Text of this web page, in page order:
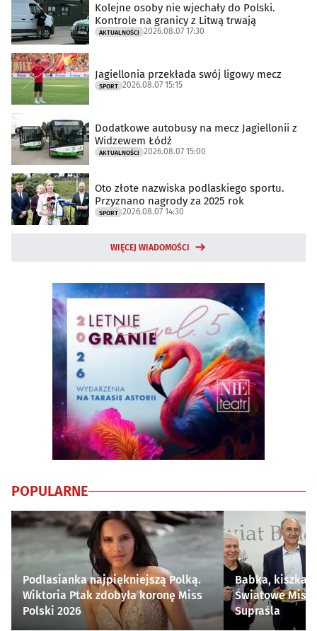
Kolejne osoby nie wjechały do Polski.
Kontrole na granicy z Litwą trwają
AKTUALNOŚCI 2026.08.07 17:30
Jagiellonia przekłada swój ligowy mecz
SPORT 2026.08.07 15:15
Dodatkowe autobusy na mecz Jagiellonii z
Widzewem Łódź
AKTUALNOŚCI 2026.08.07 15:00
Oto złote nazwiska podlaskiego sportu.
Przyznano nagrody za 2025 rok
SPORT 2026.08.07 14:30
WIĘCEJ WIADOMOŚCI
POPULARNE
Podlasianka najpiękniejszą Polką.
Wiktoria Ptak zdobyła koronę Miss
Polski 2026
Babka, kiszka i
Światowe
Supraśla